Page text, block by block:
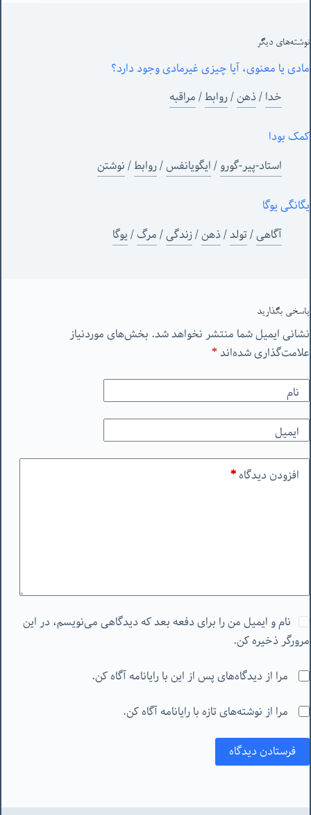
نوشته‌های‌ دیگر
مادی یا معنوی، آیا چیزی غیرمادی وجود دارد؟
خدا/ذهن/روابط/مراقبه
کمک بودا
استاد-پیر-گورو/ایگویانفس/روابط/نوشتن
یگانگی یوگا
آگاهی/تولد/ذهن/زندگی/مرگ/یوگا
پاسخی بگذارید
نشانی ایمیل شما منتشر نخواهد شد. بخش‌های موردنیاز
علامت‌گذاری شده‌اند*
نام
ایمیل
افزودن دیدگاه*
نام و ایمیل من را برای دفعه بعد که دیدگاهی می‌نویسم، در این
مرورگر ذخیره کن.
مرا از دیدگاه‌های پس از این با رایانامه آگاه کن.
مرا از نوشته‌های تازه با رایانامه آگاه کن.
فرستادن دیدگاه